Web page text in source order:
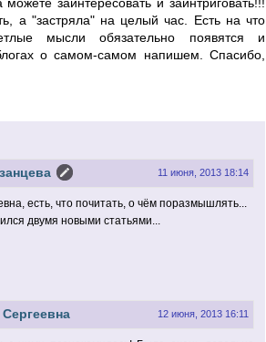
а "застряла" на целый час. Есть на что
мысли обязательно появятся и
о самом-самом напишем. Спасибо,
11 июня, 2013 18:14
есть, что почитать, о чём поразмышлять...
двумя новыми статьями...
12 июня, 2013 16:11